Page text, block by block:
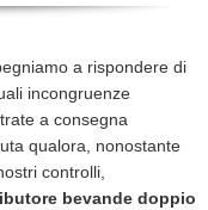
a rispondere di
incongruenze
a consegna
qualora, nonostante
controlli,
bevande doppio